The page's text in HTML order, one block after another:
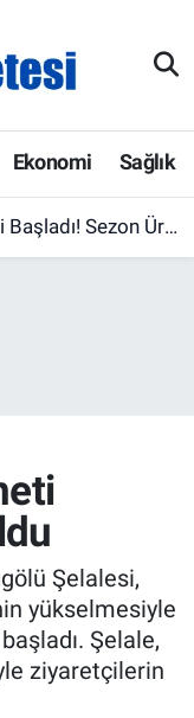
Ekonomi Sağlık
Ürünlerinde Fiyatlar Düştü
Şelalesi,
yükselmesiyle
Şelale,
ziyaretçilerin